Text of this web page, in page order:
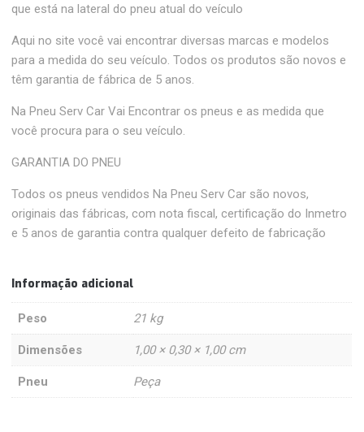
que está na lateral do pneu atual do veículo
Aqui no site você vai encontrar diversas marcas e modelos
para a medida do seu veículo. Todos os produtos são novos e
têm garantia de fábrica de 5 anos.
Na Pneu Serv Car Vai Encontrar os pneus e as medida que
você procura para o seu veículo.
GARANTIA DO PNEU
Todos os pneus vendidos Na Pneu Serv Car são novos,
originais das fábricas, com nota fiscal, certificação do Inmetro
e 5 anos de garantia contra qualquer defeito de fabricação
Informação adicional
Peso 21 kg
Dimensões 1,00 × 0,30 × 1,00 cm
Pneu Peça